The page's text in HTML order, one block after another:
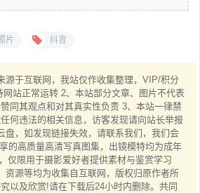
片 抖音
源于互联网，我站仅作收集整理，VIP/积分
站正常运转 2、本站部分文章、图片不代表
同其观点和对其真实性负责 3、本站一律禁
何违法的相关信息，访客发现请向站长举报
盘，如发现链接失效，请联系我们，我们会
的高质量高清写真图集，出镜模特均为成年
仅限用于摄影爱好者提供素材与鉴赏学习
资源等均为收集自互联网，版权归原作者所
以及欣赏!请在下载后24小时内删除。共同